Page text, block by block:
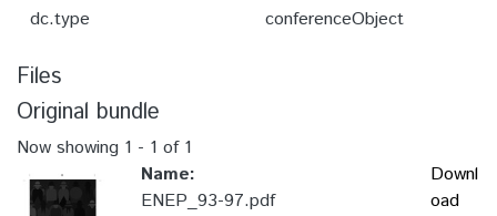
dc.type conferenceObject
Files
Original bundle
Now showing 1 - 1 of 1
Name:
ENEP_93-97.pdf
Downl
oad